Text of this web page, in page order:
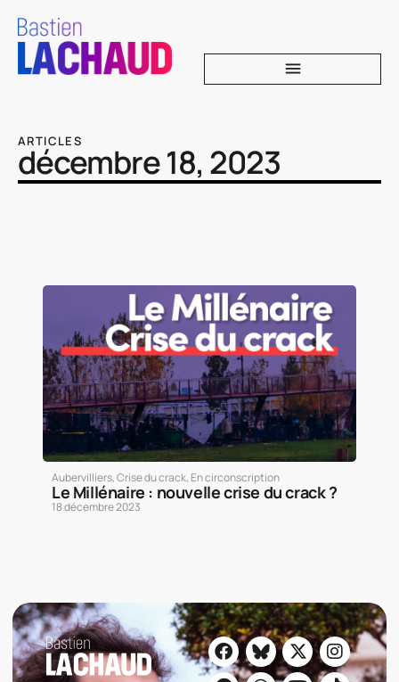
ARTICLES
décembre 18, 2023
Aubervilliers,Crise du crack, En circonscription
Le Millénaire : nouvelle crise du crack ?
18 décembre 2023